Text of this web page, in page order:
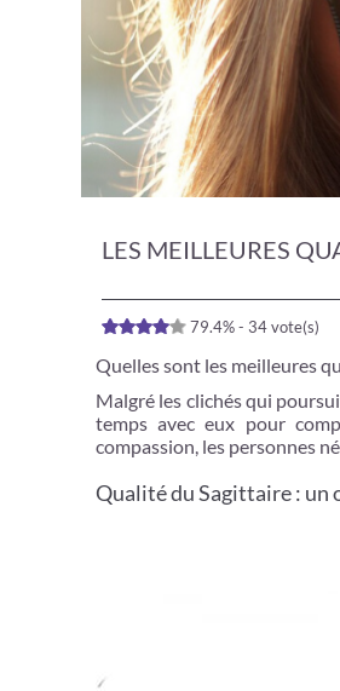
LES MEILLEURES
79.4% - 34 vote(s)
Quelles sont les meilleures
Malgré les clichés qui
temps avec eux pour
compassion, les personnes
Qualité du Sagittaire : un